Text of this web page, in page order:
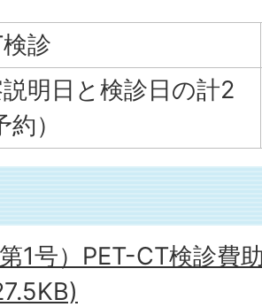
診
明日と検診日の計2
）
第1号）PET-CT検診費